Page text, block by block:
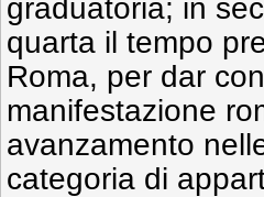
graduatoria; in
quarta il tempo
Roma, per dar
manifestazione
avanzamento
categoria di